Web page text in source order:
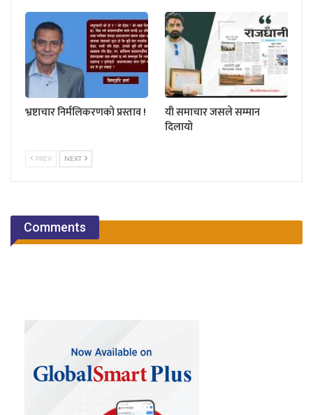
भ्रष्टाचार निर्मलिकरणको प्रस्ताव !
यी समाचार जसले सम्मान
दिलायो
PREV NEXT
Comments